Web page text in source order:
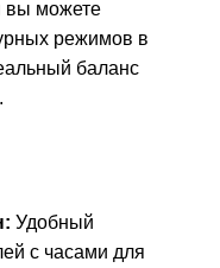
вы можете
режимов в
баланс
Удобный
с часами для